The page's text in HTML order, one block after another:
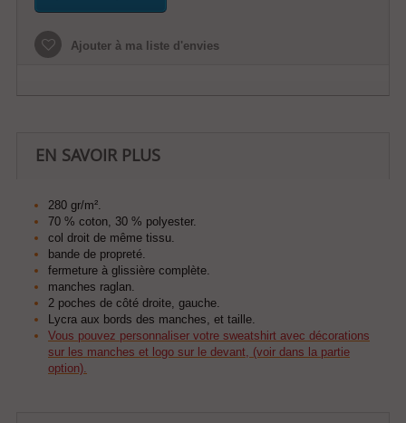
Ajouter à ma liste d'envies
EN SAVOIR PLUS
280 gr/m².
70 % coton, 30 % polyester.
col droit de même tissu.
bande de propreté.
fermeture à glissière complète.
manches raglan.
2 poches de côté droite, gauche.
Lycra aux bords des manches, et taille.
Vous pouvez personnaliser votre sweatshirt avec décorations
sur les manches et logo sur le devant, (voir dans la partie
option).